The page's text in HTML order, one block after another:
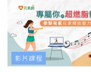
影片課程